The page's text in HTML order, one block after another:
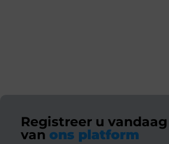
Registreer u
van ons platform